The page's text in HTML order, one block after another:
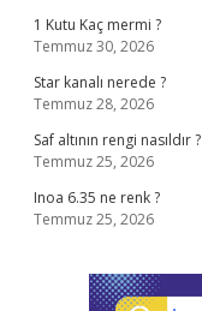
1 Kutu Kaç mermi ?
Temmuz 30, 2026
Star kanalı nerede ?
Temmuz 28, 2026
Saf altının rengi nasıldır ?
Temmuz 25, 2026
Inoa 6.35 ne renk ?
Temmuz 25, 2026